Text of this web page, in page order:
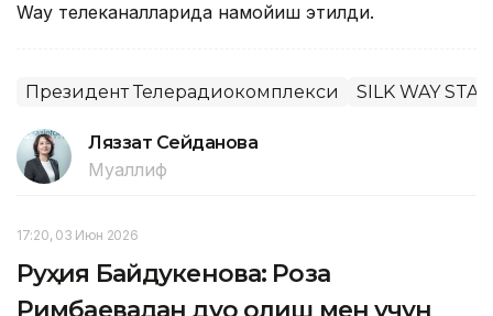
Way телеканалларида намойиш этилди.
Президент Телерадиокомплекси SILK WAY STAR
Ляззат Сейданова
Муаллиф
17:20, 03 Июн 2026
Руҳия Байдукенова: Роза